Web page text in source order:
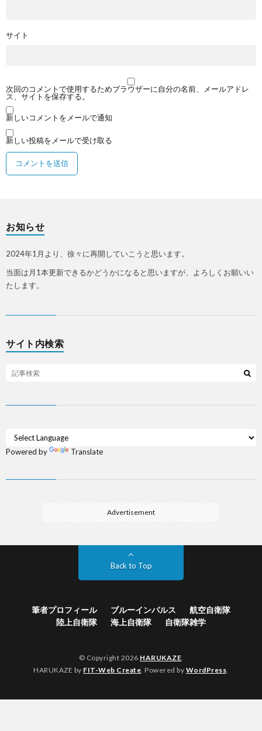
サイト
次回のコメントで使用するためブラウザーに自分の名前、メールアドレ
ス、サイトを保存する。
新しいコメントをメールで通知
新しい投稿をメールで受け取る
お知らせ
2024年1月より、徐々に再開していこうと思います。
当面は月1本更新できるかどうかになると思いますが、よろしくお願いい
たします。
サイト内検索
Powered by Translate
Advertisement
Back to Top
筆者プロフィール ブルーインパルス
航空自衛隊
陸上自衛隊
海上自衛隊 自衛隊雑学
© Copyright 2026 HARUKAZE.
HARUKAZE by FIT-Web Create. Powered by WordPress.